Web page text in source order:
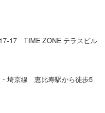
17 TIME ZONE テラスビル
埼京線 恵比寿駅から徒歩5